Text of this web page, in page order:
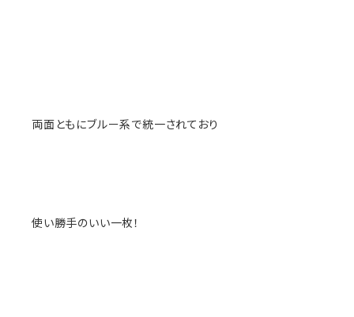
両面ともにブルー系で統一されており
使い勝手のいい一枚！